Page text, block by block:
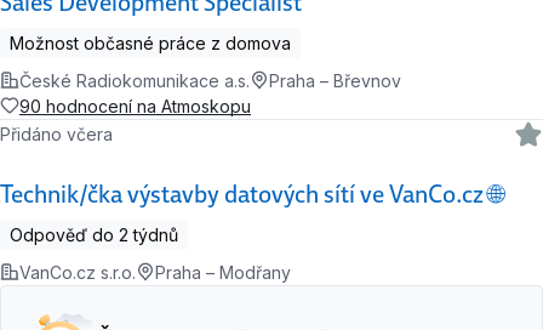
Možnost občasné práce z domova
České Radiokomunikace a.s.
Praha – Břevnov
90 hodnocení na Atmoskopu
Technik/čka výstavby datových sítí ve VanCo.cz 🌐
Přidáno včera
Odpověď do 2 týdnů
VanCo.cz s.r.o.
Praha – Modřany